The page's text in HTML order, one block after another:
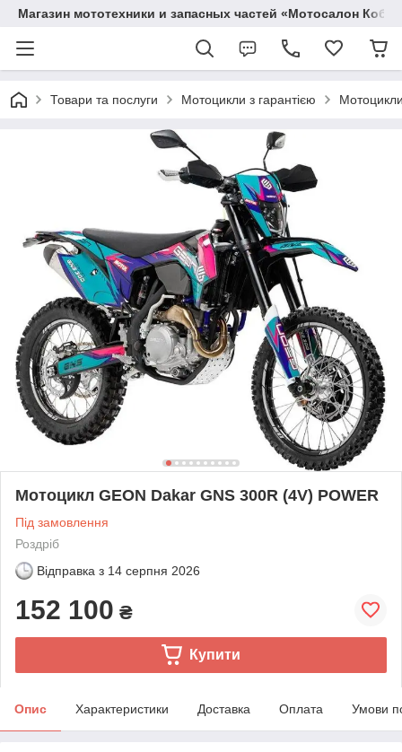
Магазин мототехники и запасных частей «Мотосалон
Товари та послуги Мотоцикли з гарантією
Мотоцикл GEON Dakar GNS 300R (4V) POWER
Під замовлення
Роздріб
Відправка з 14 серпня 2026
152 100 ₴
Купити
Опис Характеристики Доставка Оплата Умови